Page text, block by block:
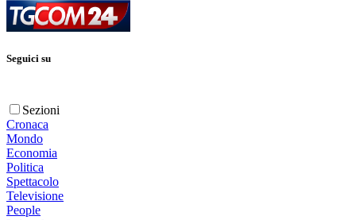
Seguici su
Sezioni
Cronaca
Mondo
Economia
Politica
Spettacolo
Televisione
People